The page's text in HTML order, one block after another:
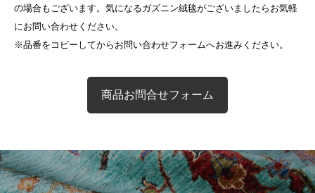
の場合もございます。気になるガズニン絨毯がございましたらお気軽
にお問い合わせください。
※品番をコピーしてからお問い合わせフォームへお進みください。
商品お問合せフォーム